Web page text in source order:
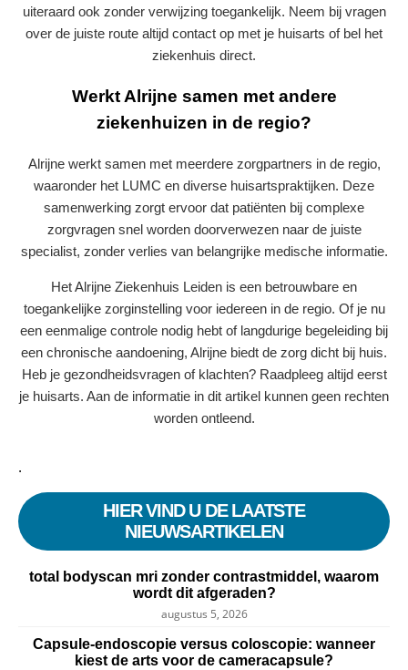
uiteraard ook zonder verwijzing toegankelijk. Neem bij vragen
over de juiste route altijd contact op met je huisarts of bel het
ziekenhuis direct.
Werkt Alrijne samen met andere
ziekenhuizen in de regio?
Alrijne werkt samen met meerdere zorgpartners in de regio,
waaronder het LUMC en diverse huisartspraktijken. Deze
samenwerking zorgt ervoor dat patiënten bij complexe
zorgvragen snel worden doorverwezen naar de juiste
specialist, zonder verlies van belangrijke medische informatie.
Het Alrijne Ziekenhuis Leiden is een betrouwbare en
toegankelijke zorginstelling voor iedereen in de regio. Of je nu
een eenmalige controle nodig hebt of langdurige begeleiding bij
een chronische aandoening, Alrijne biedt de zorg dicht bij huis.
Heb je gezondheidsvragen of klachten? Raadpleeg altijd eerst
je huisarts. Aan de informatie in dit artikel kunnen geen rechten
worden ontleend.
.
HIER VIND U DE LAATSTE
NIEUWSARTIKELEN
total bodyscan mri zonder contrastmiddel, waarom
wordt dit afgeraden?
augustus 5, 2026
Capsule-endoscopie versus coloscopie: wanneer
kiest de arts voor de cameracapsule?